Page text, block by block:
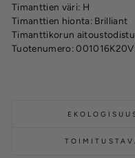
Timanttien väri: H
Timanttien hionta: Brilliant
Timanttikorun
Tuotenumero: